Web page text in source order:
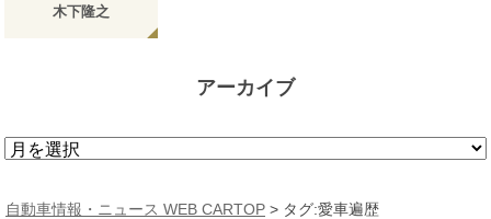
木下隆之
アーカイブ
ア
カ
自動車情報・ニュース WEB CARTOP > タグ:愛車遍歴